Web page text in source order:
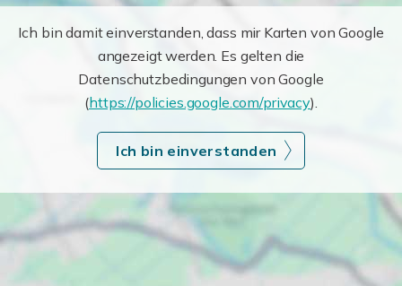
Ich bin damit einverstanden, dass mir Karten von Google
angezeigt werden. Es gelten die
Datenschutzbedingungen von Google
(https://policies.google.com/privacy).
Ich bin einverstanden